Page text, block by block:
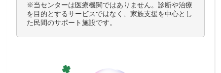
※当センターは医療機関ではありません。診断や治療
を目的とするサービスではなく、家族支援を中心とし
た民間のサポート施設です。